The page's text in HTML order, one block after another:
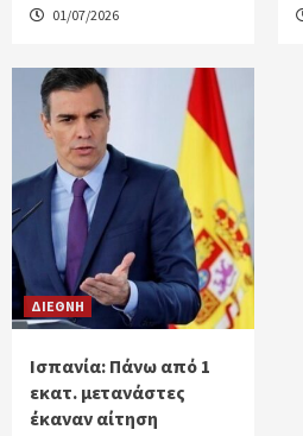
01/07/2026
ΔΙΕΘΝΗ
Ισπανία: Πάνω από 1
εκατ. μετανάστες
έκαναν αίτηση